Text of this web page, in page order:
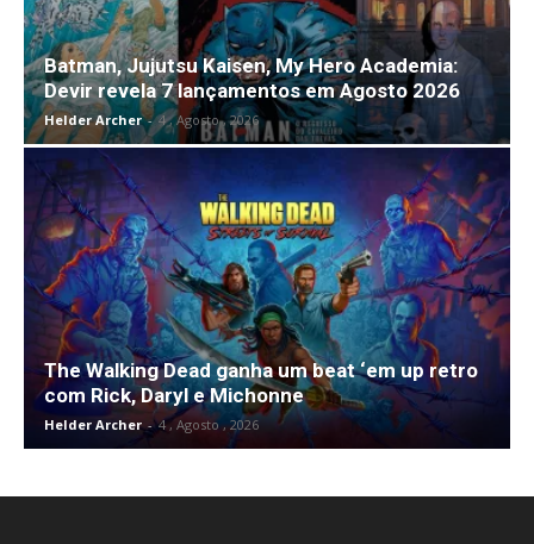
Batman, Jujutsu Kaisen, My Hero Academia:
Devir revela 7 lançamentos em Agosto 2026
Helder Archer - 4 , Agosto , 2026
The Walking Dead ganha um beat ‘em up retro
com Rick, Daryl e Michonne
Helder Archer - 4 , Agosto , 2026